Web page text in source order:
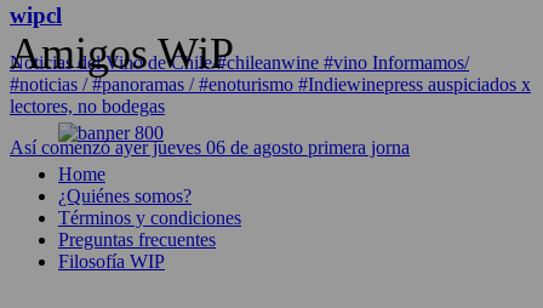
wipcl
Noticias del Vino de Chile/#chileanwine #vino Informamos/
#noticias / #panoramas / #enoturismo #Indiewinepress auspiciados x
lectores, no bodegas
Así comenzó ayer jueves 06 de agosto primera jorna
Amigos WiP
Home
¿Quiénes somos?
Términos y condiciones
Preguntas frecuentes
Filosofía WIP